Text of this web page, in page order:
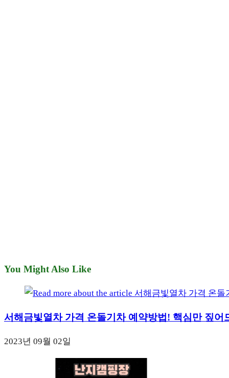
You Might Also Like
서해금빛열차 가격 온돌기차 예약방법! 핵심만 짚어
2023년 09월 02일